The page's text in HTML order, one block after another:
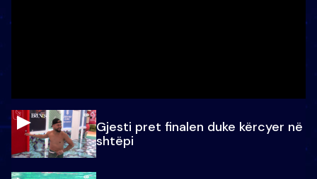
Gjesti pret finalen duke kërcyer në
shtëpi